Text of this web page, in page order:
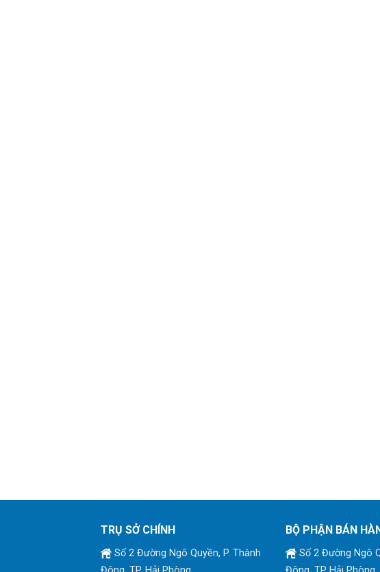
TRỤ SỞ CHÍNH
Số 2 Đường Ngô Quyền, P. Thành
BỘ PHẬN BÁN
Số 2 Đường Ngô